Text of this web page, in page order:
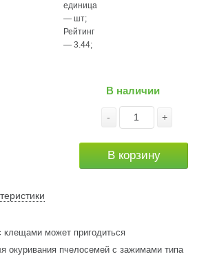
единица
—шт;
Рейтинг
—3.44;
В наличии
- +
В корзину
может пригодиться
окуривания пчелосемей с зажимами типа